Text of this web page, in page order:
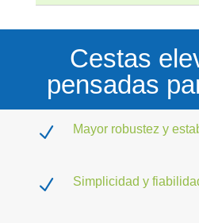
Cestas
pensadas
N Mayor robustez y
N Simplicidad y